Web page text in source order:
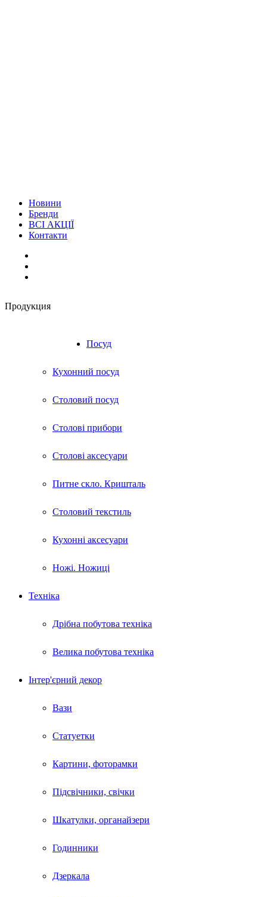
Новини
Бренди
ВСІ АКЦІЇ
Контакти
Продукция
Посуд
Кухонний посуд
Столовий посуд
Столові прибори
Столові аксесуари
Питне скло. Кришталь
Столовий текстиль
Кухонні аксесуари
Ножі. Ножиці
Техніка
Дрібна побутова техніка
Велика побутова техніка
Інтер'єрний декор
Вази
Статуетки
Картини, фоторамки
Підсвічники, свічки
Шкатулки, органайзери
Годинники
Дзеркала